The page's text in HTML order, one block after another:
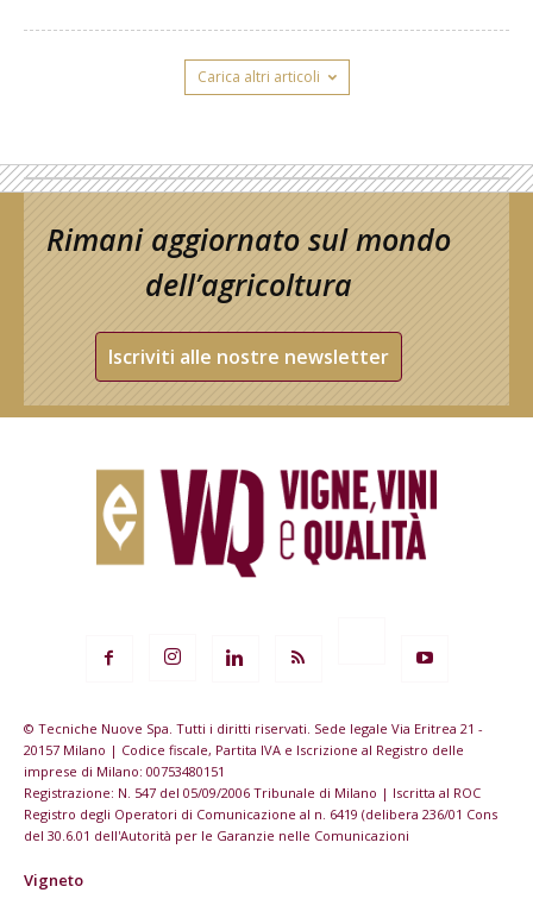
Carica altri articoli
Rimani aggiornato sul mondo
dell’agricoltura
Iscriviti alle nostre newsletter
© Tecniche Nuove Spa. Tutti i diritti riservati. Sede legale Via Eritrea 21 -
20157 Milano | Codice fiscale, Partita IVA e Iscrizione al Registro delle
imprese di Milano: 00753480151
Registrazione: N. 547 del 05/09/2006 Tribunale di Milano | Iscritta al ROC
Registro degli Operatori di Comunicazione al n. 6419 (delibera 236/01 Cons
del 30.6.01 dell'Autorità per le Garanzie nelle Comunicazioni
Vigneto